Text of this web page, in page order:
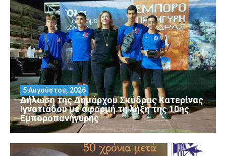
Δήλωση της Δημάρχου Σκύδρας Κατερίνας
Ιγνατιάδου με αφορμή τη λήξη της 10ης
Εμποροπανήγυρης
5 Αυγούστου, 2026